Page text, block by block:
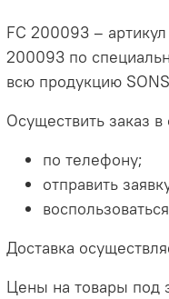
FC 200093 –
200093 по
всю продукцию
Осуществить заказ
по телефону;
отправить
Доставка
Цены на товары под